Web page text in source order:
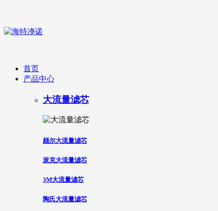
首页
产品中心
大流量滤芯
颇尔大流量滤芯
派克大流量滤芯
3M大流量滤芯
陶氏大流量滤芯